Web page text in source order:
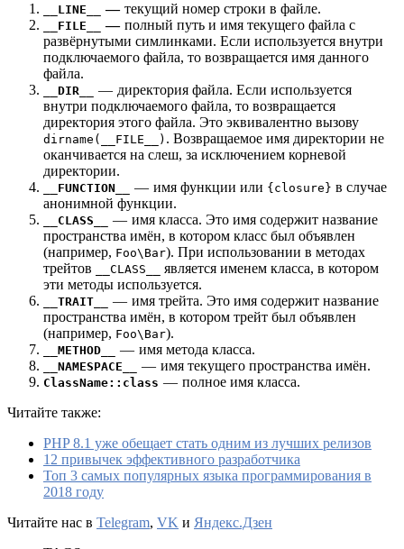
__LINE__ — текущий номер строки в файле.
__FILE__ — полный путь и имя текущего файла с
развёрнутыми симлинками. Если используется внутри
подключаемого файла, то возвращается имя данного
файла.
__DIR__ — директория файла. Если используется
внутри подключаемого файла, то возвращается
директория этого файла. Это эквивалентно вызову
dirname(__FILE__) . Возвращаемое имя директории не
оканчивается на слеш, за исключением корневой
директории.
__FUNCTION__ — имя функции или {closure} в случае
анонимной функции.
__CLASS__
— имя класса. Это имя содержит название
пространства имён, в котором класс был объявлен
(например, Foo\Bar). При использовании в методах
трейтов
__CLASS__
является именем класса, в котором
эти методы используется.
__TRAIT__ — имя трейта. Это имя содержит название
пространства имён, в котором трейт был объявлен
(например, Foo\Bar).
__METHOD__ — имя метода класса.
__NAMESPACE__ — имя текущего пространства имён.
ClassName::class — полное имя класса.
Читайте также:
PHP 8.1 уже обещает стать одним из лучших релизов
12 привычек эффективного разработчика
Топ 3 самых популярных языка программирования в
2018 году
Читайте нас в Telegram, VK и Яндекс.Дзен